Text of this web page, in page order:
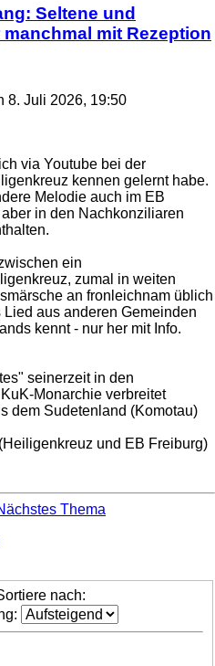
Seltene und
mit Rezeption
8. Juli 2026, 19:50
via Youtube bei der
kennen gelernt habe.
Melodie auch im EB
in den Nachkonziliaren
ein
zumal in weiten
an fronleichnam üblich
aus anderen Gemeinden
kennt - nur her mit Info.
seinerzeit in den
Monarchie verbreitet
dem Sudetenland (Komotau)
und EB Freiburg)
Thema
nach: